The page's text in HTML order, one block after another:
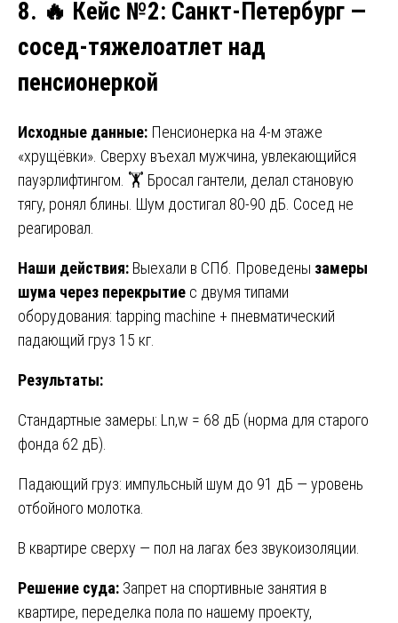
8. 🔥 Кейс №2: Санкт-Петербург —
сосед-тяжелоатлет над
пенсионеркой
Исходные данные: Пенсионерка на 4-м этаже
«хрущёвки». Сверху въехал мужчина, увлекающийся
пауэрлифтингом. 🏋️ Бросал гантели, делал становую
тягу, ронял блины. Шум достигал 80-90 дБ. Сосед не
реагировал.
Наши действия: Выехали в СПб. Проведены замеры
шума через перекрытие с двумя типами
оборудования: tapping machine + пневматический
падающий груз 15 кг.
Результаты:
Стандартные замеры: Ln,w = 68 дБ (норма для старого
фонда 62 дБ).
Падающий груз: импульсный шум до 91 дБ — уровень
отбойного молотка.
В квартире сверху — пол на лагах без звукоизоляции.
Решение суда: Запрет на спортивные занятия в
квартире, переделка пола по нашему проекту,